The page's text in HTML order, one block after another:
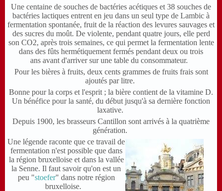
Une centaine de souches de bactéries acétiques et 38 souches de
bactéries lactiques entrent en jeu dans un seul type de Lambic à
fermentation spontanée, fruit de la réaction des levures sauvages et
des sucres du moût. De violente, pendant quatre jours, elle perd
son CO2, après trois semaines, ce qui permet la fermentation lente
dans des fûts hermétiquement fermés pendant deux ou trois
ans avant d'arriver sur une table du consommateur.
Pour les bières à fruits, deux cents grammes de fruits frais sont
ajoutés par litre.
Bonne pour la corps et l'esprit ; la bière contient de la vitamine D.
Un bénéfice pour la santé, du début jusqu'à sa dernière fonction
laxative.
Depuis 1900, les brasseurs Cantillon sont arrivés à la quatrième
génération.
Une légende raconte que ce travail de
fermentation n'est possible que dans
la région bruxelloise et dans la vallée
la Senne. Il faut savoir qu'on est un
peu "stoefer" dans notre région
bruxelloise.